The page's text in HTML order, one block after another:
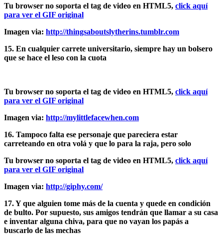
Tu browser no soporta el tag de video en HTML5, click aquí
para ver el GIF original
Imagen via: http://thingsaboutslytherins.tumblr.com
15. En cualquier carrete universitario, siempre hay un bolsero
que se hace el leso con la cuota
Tu browser no soporta el tag de video en HTML5, click aquí
para ver el GIF original
Imagen via: http://mylittlefacewhen.com
16. Tampoco falta ese personaje que pareciera estar
carreteando en otra volá y que lo para la raja, pero solo
Tu browser no soporta el tag de video en HTML5, click aquí
para ver el GIF original
Imagen via: http://giphy.com/
17. Y que alguien tome más de la cuenta y quede en condición
de bulto. Por supuesto, sus amigos tendrán que llamar a su casa
e inventar alguna chiva, para que no vayan los papás a
buscarlo de las mechas